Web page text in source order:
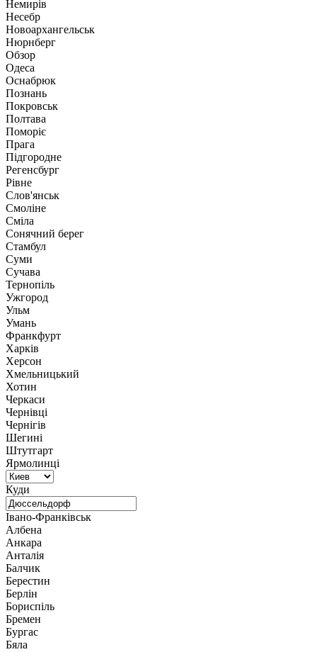
Немирів
Несебр
Новоархангельськ
Нюрнберг
Обзор
Одеса
Оснабрюк
Познань
Покровськ
Полтава
Поморіє
Прага
Підгородне
Регенсбург
Рівне
Слов'янськ
Смоліне
Сміла
Сонячний берег
Стамбул
Суми
Сучава
Тернопіль
Ужгород
Ульм
Умань
Франкфурт
Харків
Херсон
Хмельницький
Хотин
Черкаси
Чернівці
Чернігів
Шегині
Штутгарт
Ярмолинці
Куди
Івано-Франківськ
Албена
Анкара
Анталія
Балчик
Берестин
Берлін
Бориспіль
Бремен
Бургас
Бяла